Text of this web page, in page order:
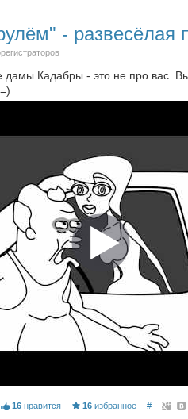
- развесёлая
Кадабры - это не про вас.
16 нравится 16 избранное #